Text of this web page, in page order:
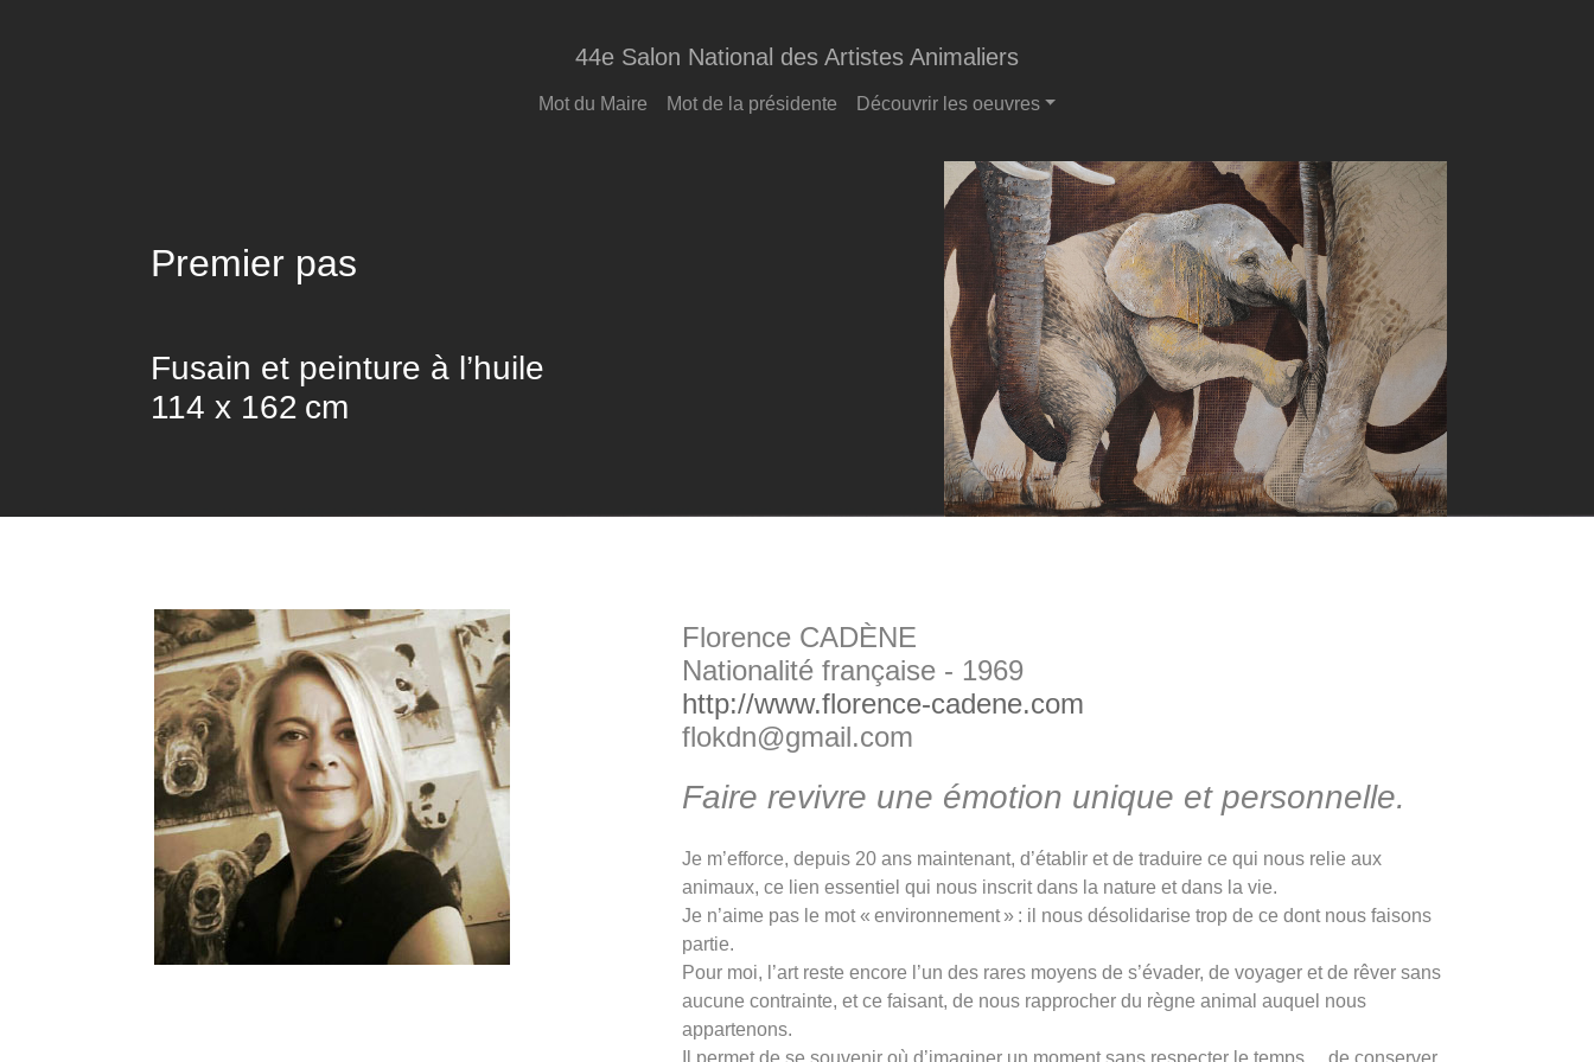
44e Salon National des Artistes Animaliers
Mot du Maire Mot de la présidente Découvrir les oeuvres
Premier pas
Fusain et peinture à l’huile
114 x 162 cm
Florence CADÈNE
Nationalité française - 1969
http://www.florence-cadene.com
flokdn@gmail.com
Faire revivre une émotion unique et personnelle.
Je m’efforce, depuis 20 ans maintenant, d’établir et de traduire ce qui nous relie aux
animaux, ce lien essentiel qui nous inscrit dans la nature et dans la vie.
Je n’aime pas le mot « environnement » : il nous désolidarise trop de ce dont nous faisons
partie.
Pour moi, l’art reste encore l’un des rares moyens de s’évader, de voyager et de rêver sans
aucune contrainte, et ce faisant, de nous rapprocher du règne animal auquel nous
appartenons.
Il permet de se souvenir où d’imaginer un moment sans respecter le temps… de conserver